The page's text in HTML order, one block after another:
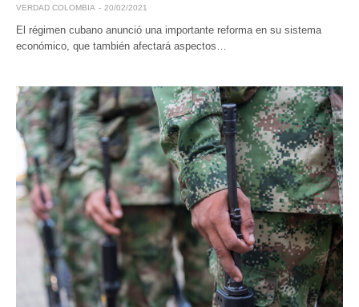
VERDAD COLOMBIA 20/02/2021
El régimen cubano anunció una importante reforma en su sistema
económico, que también afectará aspectos…